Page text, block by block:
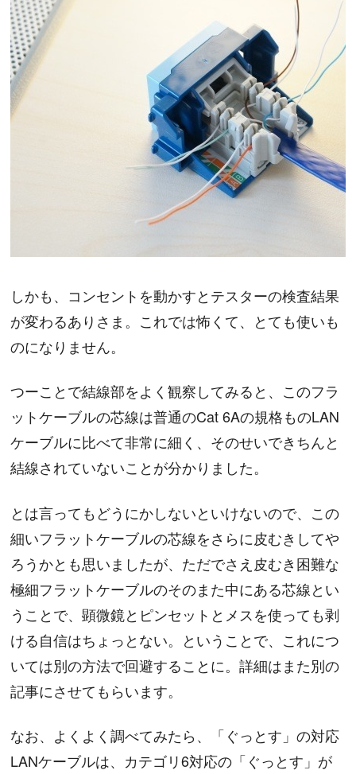
しかも、コンセントを動かすとテスターの検査結果
が変わるありさま。これでは怖くて、とても使いも
のになりません。
つーことで結線部をよく観察してみると、このフラ
ットケーブルの芯線は普通のCat 6Aの規格ものLAN
ケーブルに比べて非常に細く、そのせいできちんと
結線されていないことが分かりました。
とは言ってもどうにかしないといけないので、この
細いフラットケーブルの芯線をさらに皮むきしてや
ろうかとも思いましたが、ただでさえ皮むき困難な
極細フラットケーブルのそのまた中にある芯線とい
うことで、顕微鏡とピンセットとメスを使っても剥
ける自信はちょっとない。ということで、これにつ
いては別の方法で回避することに。詳細はまた別の
記事にさせてもらいます。
なお、よくよく調べてみたら、「ぐっとす」の対応
LANケーブルは、カテゴリ6対応の「ぐっとす」が